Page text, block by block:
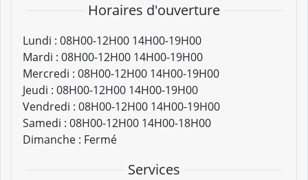
Horaires d'ouverture
Lundi : 08H00-12H00 14H00-19H00
Mardi : 08H00-12H00 14H00-19H00
Mercredi : 08H00-12H00 14H00-19H00
Jeudi : 08H00-12H00 14H00-19H00
Vendredi : 08H00-12H00 14H00-19H00
Samedi : 08H00-12H00 14H00-18H00
Dimanche : Fermé
Services